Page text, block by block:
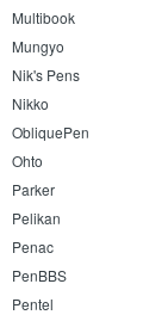
Multibook
Mungyo
Nik's Pens
Nikko
ObliquePen
Ohto
Parker
Pelikan
Penac
PenBBS
Pentel